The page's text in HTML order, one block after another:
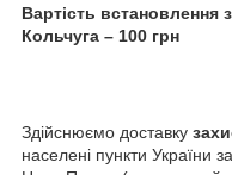
Вартість встановлення
Кольчуга – 100 грн
Здійснюємо доставку
населені пункти України